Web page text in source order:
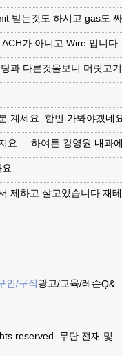
받는것도 하시고 gas도
가 아니고 Wire 입니다
과 다른것을보니 머릿고
계세요. 한번 가봐야겠네
요.... 하여튼 강영원 내과
제하고 살고있습니다 재
인/구직광고/교육/레슨Q&A
reserved. 무단 전재 및